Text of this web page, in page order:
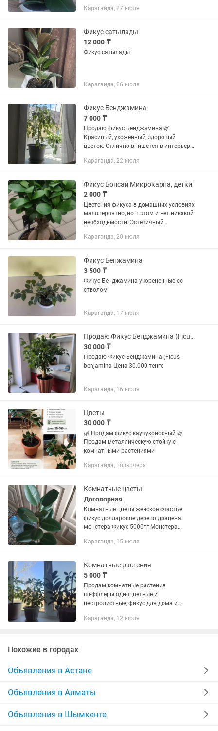
Караганда, 27 июля
Фикус сатылады
12 000 ₸
Фикус сатылады
Караганда, 26 июля
Фикус Бенджамина
7 000 ₸
Продаю фикус Бенджамина 🌿
Красивый, ухоженный, здоровый
цветок. Отлично впишется в интерьер
воздух и создаёт уют. Высота
Караганда, 22 июля
Фикус Бонсай Микрокарпа, детки
2 000 ₸
Цветения фикуса в домашних условиях
маловероятно, но в этом и нет никакой
необходимости. Эстетичный
мощной корневой системой и
бывает...
Караганда, 20 июля
Фикус Бенжамина
3 500 ₸
Фикус Бенджамина укорененные со
стволом
Караганда, 17 июля
Продаю Фикус Бенджамина (Ficus benjamina
30 000 ₸
Продаю Фикус Бенджамина (Ficus
benjamina Цена 30.000 тенге
Караганда, 16 июля
Цветы
30 000 ₸
🌿 Продам фикус каучуконосный 🌿
Продам металлическую стойку с
комнатными растениями
Караганда, позавчера
Комнатные цветы
Договорная
Комнатные цветы женское счастье
фикус долларовое дерево драцена
монстера Фикус 5000тг Монстера
5500тг
Караганда, 15 июля
Комнатные растения
5 000 ₸
Продам комнатные растения
шеффлеры одноцветные и
пестролистные, фикус для дома и
Караганда, 12 июля
Похожие в городах
Объявления в Астане
Объявления в Алматы
Объявления в Шымкенте